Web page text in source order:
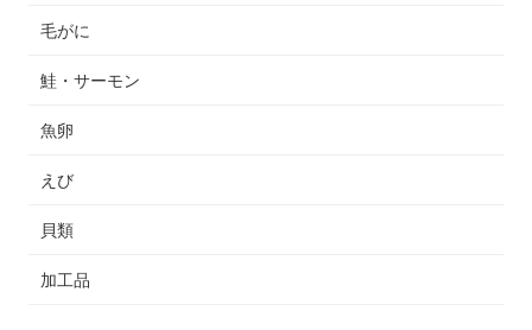
毛がに
鮭・サーモン
魚卵
えび
貝類
加工品